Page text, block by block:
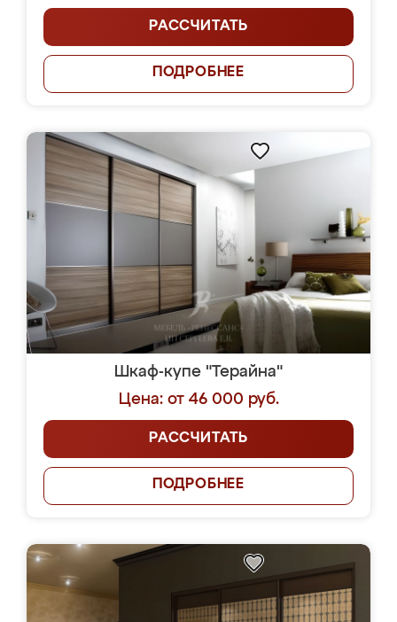
РАССЧИТАТЬ
ПОДРОБНЕЕ
Шкаф-купе "Терайна"
Цена: от 46 000 руб.
РАССЧИТАТЬ
ПОДРОБНЕЕ